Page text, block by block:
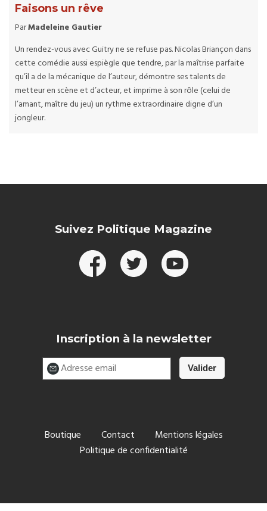
Faisons un rêve
ParMadeleine Gautier
Un rendez-vous avec Guitry ne se refuse pas. Nicolas Briançon dans
cette comédie aussi espiègle que tendre, par la maîtrise parfaite
qu’il a de la mécanique de l’auteur, démontre ses talents de
metteur en scène et d’acteur, et imprime à son rôle (celui de
l’amant, maître du jeu) un rythme extraordinaire digne d’un
jongleur.
Suivez Politique Magazine
Inscription à la newsletter
Boutique Contact
Mentions légales
Politique de confidentialité